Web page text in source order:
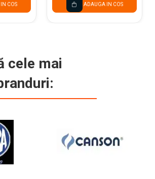
COS ADAUGA IN COS
cele mai